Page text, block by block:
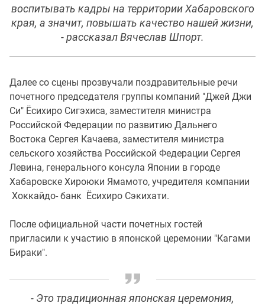
воспитывать кадры на территории Хабаровского
края, а значит, повышать качество нашей жизни,
- рассказал Вячеслав Шпорт.
Далее со сцены прозвучали поздравительные речи
почетного председателя группы компаний "Джей Джи
Си" Ёсихиро Сигэхиса, заместителя министра
Российской Федерации по развитию Дальнего
Востока Сергея Качаева, заместителя министра
сельского хозяйства Российской Федерации Сергея
Левина, генерального консула Японии в городе
Хабаровске Хироюки Ямамото, учредителя компании
Хоккайдо- банк Ёсихиро Сэкихати.
После официальной части почетных гостей
пригласили к участию в японской церемонии "Кагами
Бираки".
- Это традиционная японская церемония,